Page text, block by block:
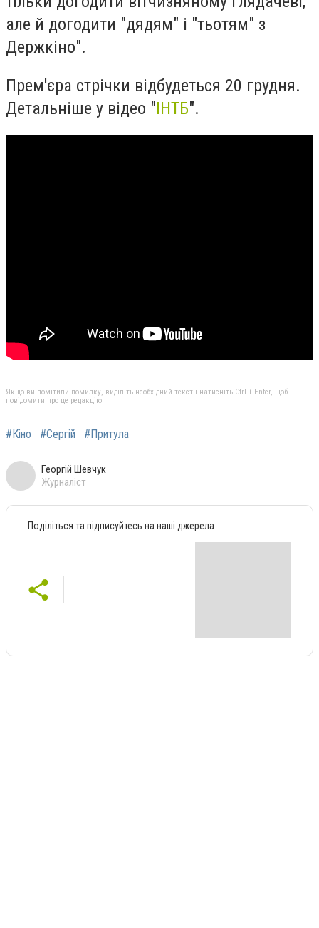
але й догодити "дядям" і "тьотям" з
Держкіно".
Прем'єра стрічки відбудеться 20 грудня.
Детальніше у відео "ІНТБ".
Якщо ви помітили помилку, виділіть необхідний текст і натисніть Ctrl + Enter, щоб
повідомити про це редакцію
#Кіно #Сергій #Притула
Георгій Шевчук
Журналіст
Поділіться та підписуйтесь на наші джерела